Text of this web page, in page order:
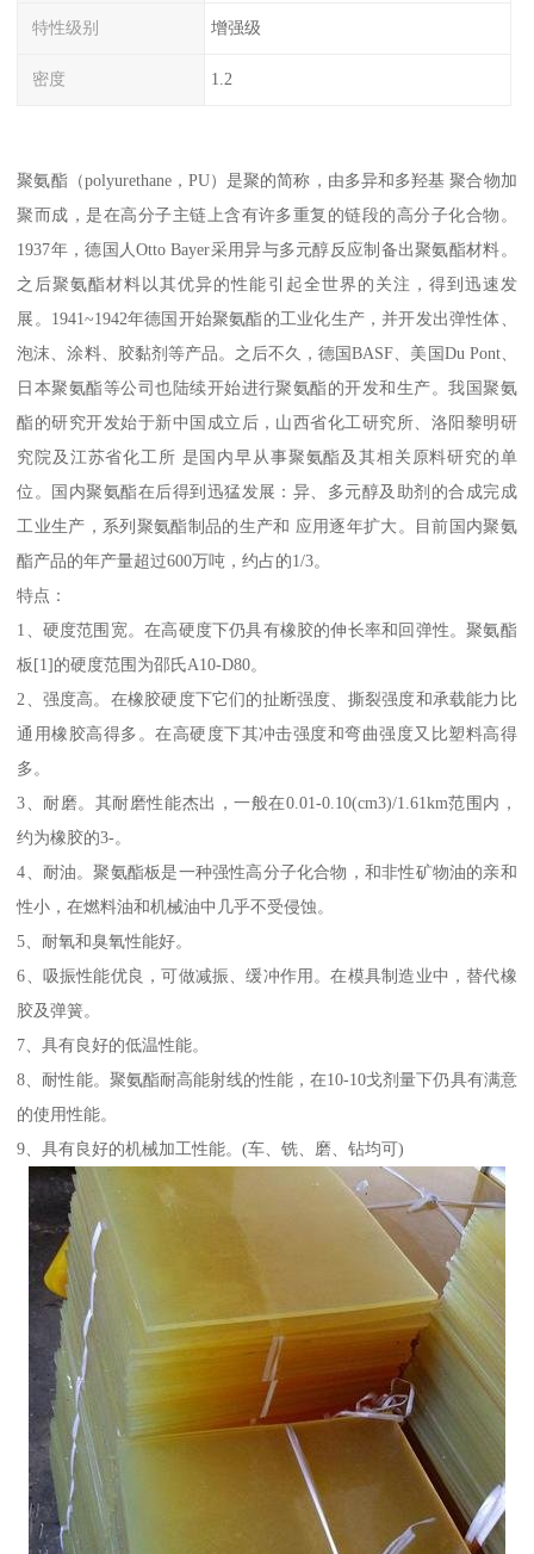
特性级别 增强级
密度 1.2
聚氨酯（polyurethane，PU）是聚的简称，由多异和多羟基 聚合物加
聚而成，是在高分子主链上含有许多重复的链段的高分子化合物。
1937年，德国人Otto Bayer采用异与多元醇反应制备出聚氨酯材料。
之后聚氨酯材料以其优异的性能引起全世界的关注，得到迅速发
展。1941~1942年德国开始聚氨酯的工业化生产，并开发出弹性体、
泡沫、涂料、胶黏剂等产品。之后不久，德国BASF、美国Du Pont、
日本聚氨酯等公司也陆续开始进行聚氨酯的开发和生产。我国聚氨
酯的研究开发始于新中国成立后，山西省化工研究所、洛阳黎明研
究院及江苏省化工所 是国内早从事聚氨酯及其相关原料研究的单
位。国内聚氨酯在后得到迅猛发展：异、多元醇及助剂的合成完成
工业生产，系列聚氨酯制品的生产和 应用逐年扩大。目前国内聚氨
酯产品的年产量超过600万吨，约占的1/3。
特点：
1、硬度范围宽。在高硬度下仍具有橡胶的伸长率和回弹性。聚氨酯
板[1]的硬度范围为邵氏A10-D80。
2、强度高。在橡胶硬度下它们的扯断强度、撕裂强度和承载能力比
通用橡胶高得多。在高硬度下其冲击强度和弯曲强度又比塑料高得
多。
3、耐磨。其耐磨性能杰出，一般在0.01-0.10(cm3)/1.61km范围内，
约为橡胶的3-。
4、耐油。聚氨酯板是一种强性高分子化合物，和非性矿物油的亲和
性小，在燃料油和机械油中几乎不受侵蚀。
5、耐氧和臭氧性能好。
6、吸振性能优良，可做减振、缓冲作用。在模具制造业中，替代橡
胶及弹簧。
7、具有良好的低温性能。
8、耐性能。聚氨酯耐高能射线的性能，在10-10戈剂量下仍具有满意
的使用性能。
9、具有良好的机械加工性能。(车、铣、磨、钻均可)